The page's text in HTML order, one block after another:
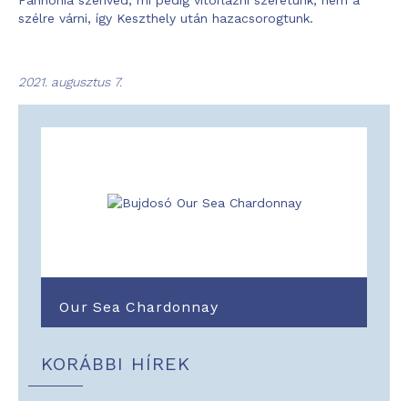
szélre várni, így Keszthely után hazacsorogtunk.
2021. augusztus 7.
Our Sea Chardonnay
KORÁBBI HÍREK